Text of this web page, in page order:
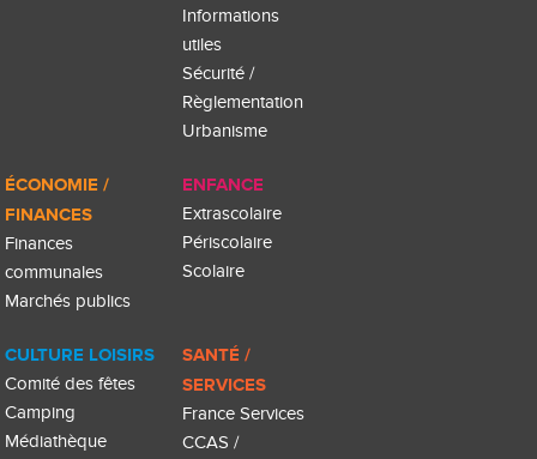
Informations
utiles
Sécurité /
Règlementation
Urbanisme
ÉCONOMIE /
FINANCES
Finances
communales
Marchés publics
ENFANCE
Extrascolaire
Périscolaire
Scolaire
CULTURE LOISIRS
Comité des fêtes
Camping
Médiathèque
SANTÉ /
SERVICES
France Services
CCAS /